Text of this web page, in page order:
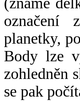
označení
planetky,
Body lze
zohledněn
se pak